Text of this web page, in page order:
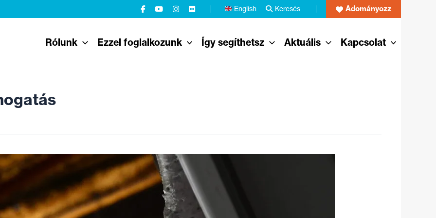
English Keresés Adományozz
Rólunk Ezzel foglalkozunk Így segíthetsz Aktuális Kapcsolat